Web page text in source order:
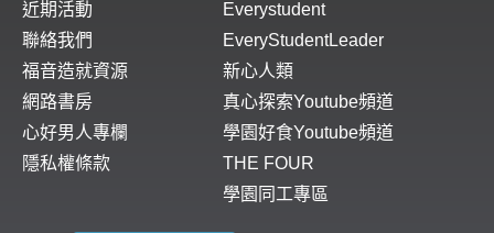
近期活動
聯絡我們
福音造就資源
網路書房
心好男人專欄
隱私權條款
Everystudent
EveryStudentLeader
新心人類
真心探索Youtube頻道
學園好食Youtube頻道
THE FOUR
學園同工專區